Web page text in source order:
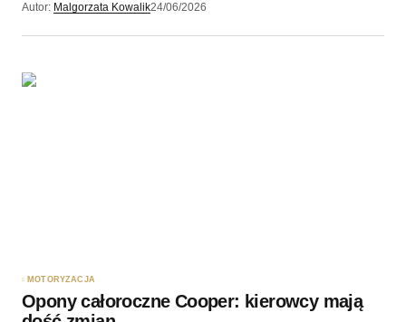
Autor: Malgorzata Kowalik24/06/2026
MOTORYZACJA
Opony całoroczne Cooper: kierowcy mają